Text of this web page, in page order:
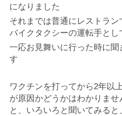
になりました
それまでは普通にレストラ
バイクタクシーの運転手と
一応お見舞いに行った時に
す
ワクチンを打ってから2年以
が原因かどうかはわかりま
と、いろいろと聞いてみる
るか